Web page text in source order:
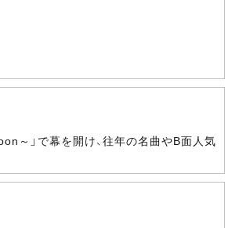
～」で幕を開け、往年の名曲やB面人気